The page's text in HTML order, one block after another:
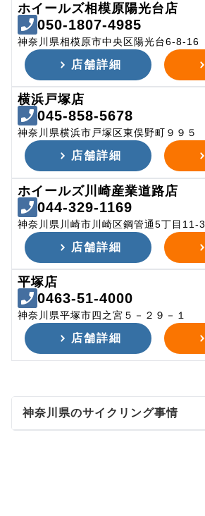
ホイールズ相模原陽光台店
050-1807-4985
神奈川県相模原市中央区陽光台6-8-16
店舗詳細
横浜戸塚店
045-858-5678
神奈川県横浜市戸塚区東俣野町９９５
店舗詳細
ホイールズ川崎産業道路店
044-329-1169
神奈川県川崎市川崎区鋼管通5丁目11-3
店舗詳細
平塚店
0463-51-4000
神奈川県平塚市四之宮５－２９－１
店舗詳細
神奈川県のサイクリング事情